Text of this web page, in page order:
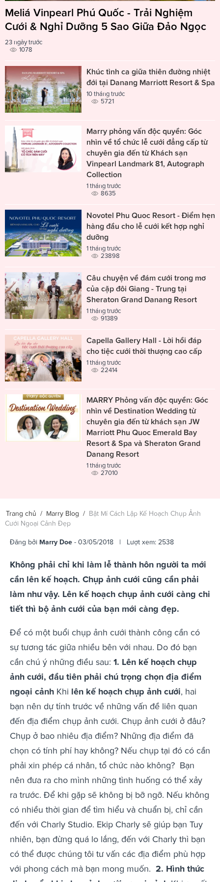
Meliá Vinpearl Phú Quốc - Trải Nghiệm
Cưới & Nghỉ Dưỡng 5 Sao Giữa Đảo Ngọc
23 ngày trước
1078
Khúc tình ca giữa thiên đường nhiệt
đới tại Danang Marriott Resort & Spa
10 tháng trước
5721
Marry phỏng vấn độc quyền: Góc
nhìn về tổ chức lễ cưới đẳng cấp từ
chuyên gia đến từ Khách sạn
Vinpearl Landmark 81, Autograph
Collection
1 tháng trước
8635
Novotel Phu Quoc Resort - Điểm hẹn
hàng đầu cho lễ cưới kết hợp nghỉ
dưỡng
1 tháng trước
23898
Câu chuyện về đám cưới trong mơ
của cặp đôi Giang - Trung tại
Sheraton Grand Danang Resort
1 tháng trước
91389
Capella Gallery Hall - Lời hồi đáp
cho tiệc cưới thời thượng cao cấp
1 tháng trước
22414
MARRY Phỏng vấn độc quyền: Góc
nhìn về Destination Wedding từ
chuyên gia đến từ khách sạn JW
Marriott Phu Quoc Emerald Bay
Resort & Spa và Sheraton Grand
Danang Resort
1 tháng trước
27010
Trang chủ / Marry Blog / Bật Mí Cách Lập Kế Hoạch Chụp Ảnh
Cưới Ngoại Cảnh Đẹp
Đăng bởi Marry Doe - 03/05/2018 | Lượt xem: 2538
Không phải chỉ khi làm lễ thành hôn người ta mới
cần lên kế hoạch. Chụp ảnh cưới cũng cần phải
làm như vậy. Lên kế hoạch chụp ảnh cưới càng chi
tiết thì bộ ảnh cưới của bạn mới càng đẹp.
Để có một buổi chụp ảnh cưới thành công cần có
sự tương tác giữa nhiều bên với nhau. Do đó bạn
cần chú ý những điều sau: 1. Lên kế hoạch chụp
ảnh cưới, đầu tiên phải chú trọng chọn địa điểm
ngoại cảnh Khi lên kế hoạch chụp ảnh cưới, hai
bạn nên dự tính trước về những vấn đề liên quan
đến địa điểm chụp ảnh cưới. Chụp ảnh cưới ở đâu?
Chụp ở bao nhiêu địa điểm? Những địa điểm đã
chọn có tính phí hay không? Nếu chụp tại đó có cần
phải xin phép cá nhân, tổ chức nào không? Bạn
nên đưa ra cho mình những tình huống có thể xảy
ra trước. Để khi gặp sẽ không bị bỡ ngỡ. Nếu không
có nhiều thời gian để tìm hiểu và chuẩn bị, chỉ cần
đến với Charly Studio. Ekip Charly sẽ giúp bạn Tuy
nhiên, bạn đừng quá lo lắng, đến với Charly thì bạn
có thể được chúng tôi tư vấn các địa điểm phù hợp
với phong cách mà bạn mong muốn. 2. Hình thức